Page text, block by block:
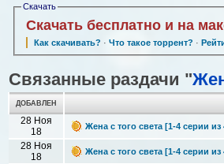
Скачать
Скачать бесплатно и на
Как скачивать? · Что такое торрент? ·
Связанные раздачи "
ДОБАВЛЕН
28 Ноя
18
Жена с того света [1-4 серии
28 Ноя
18
Жена с того света [1-4 серии